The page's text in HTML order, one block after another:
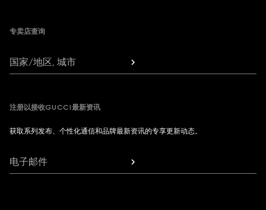
专卖店查询
国家/地区, 城市
注册以接收GUCCI最新资讯
获取系列发布、个性化通信和品牌最新资讯的专享更新动态。
电子邮件